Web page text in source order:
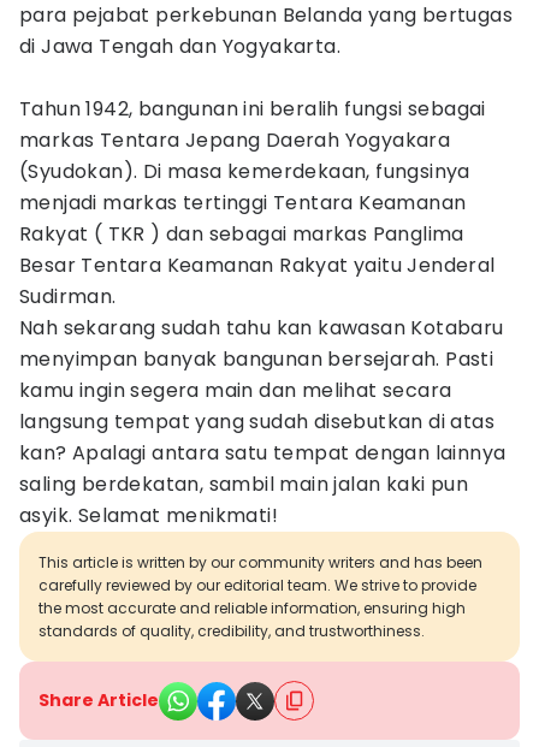
para pejabat perkebunan Belanda yang bertugas
di Jawa Tengah dan Yogyakarta.
Tahun 1942, bangunan ini beralih fungsi sebagai
markas Tentara Jepang Daerah Yogyakara
(Syudokan). Di masa kemerdekaan, fungsinya
menjadi markas tertinggi Tentara Keamanan
Rakyat ( TKR ) dan sebagai markas Panglima
Besar Tentara Keamanan Rakyat yaitu Jenderal
Sudirman.
Nah sekarang sudah tahu kan kawasan Kotabaru
menyimpan banyak bangunan bersejarah. Pasti
kamu ingin segera main dan melihat secara
langsung tempat yang sudah disebutkan di atas
kan? Apalagi antara satu tempat dengan lainnya
saling berdekatan, sambil main jalan kaki pun
asyik. Selamat menikmati!
This article is written by our community writers and has been
carefully reviewed by our editorial team. We strive to provide
the most accurate and reliable information, ensuring high
standards of quality, credibility, and trustworthiness.
Share Article